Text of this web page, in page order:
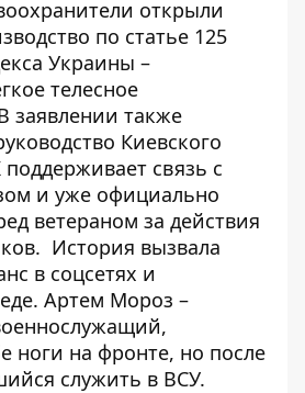
открыли
по статье 125
Украины –
телесное
заявлении также
Киевского
связь с
и уже официально
ветераном за действия
История вызвала
в соцсетях и
Артем Мороз –
ноги на фронте, но после
служить в ВСУ.